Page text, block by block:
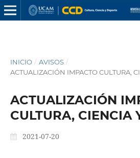
INICIO / AVISOS /
ACTUALIZACIÓN IMPACTO CULTURA,
ACTUALIZACIÓN
CULTURA, CIENCIA
2021-07-20